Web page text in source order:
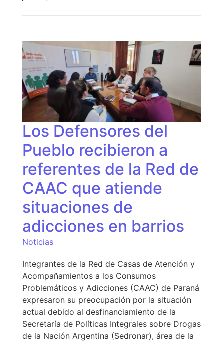
Los Defensores del
Pueblo recibieron a
referentes de la Red de
CAAC que atiende
situaciones de
adicciones en barrios
Noticias
Integrantes de la Red de Casas de Atención y
Acompañamientos a los Consumos
Problemáticos y Adicciones (CAAC) de Paraná
expresaron su preocupación por la situación
actual debido al desfinanciamiento de la
Secretaría de Políticas Integrales sobre Drogas
de la Nación Argentina (Sedronar), área de la